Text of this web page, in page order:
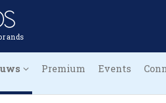
Premium Events